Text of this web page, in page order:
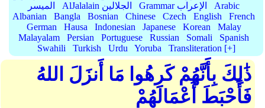
الميسر
AlJalalain الجلالين Grammar الإعراب
Arabic
Albanian
Bangla Bosnian Chinese Czech English
French
German
Hausa Indonesian Japanese Korean
Malay
Malayalam
Persian Portuguese Russian Somali
Spanish
Swahili
Turkish Urdu Yoruba Transliteration [+]
ذَٰلِكَ بِأَنَّهُمْ كَرِهُوا مَا أَنزَلَ اللهُ
فَأَحْبَطَ أَعْمَالَهُمْ